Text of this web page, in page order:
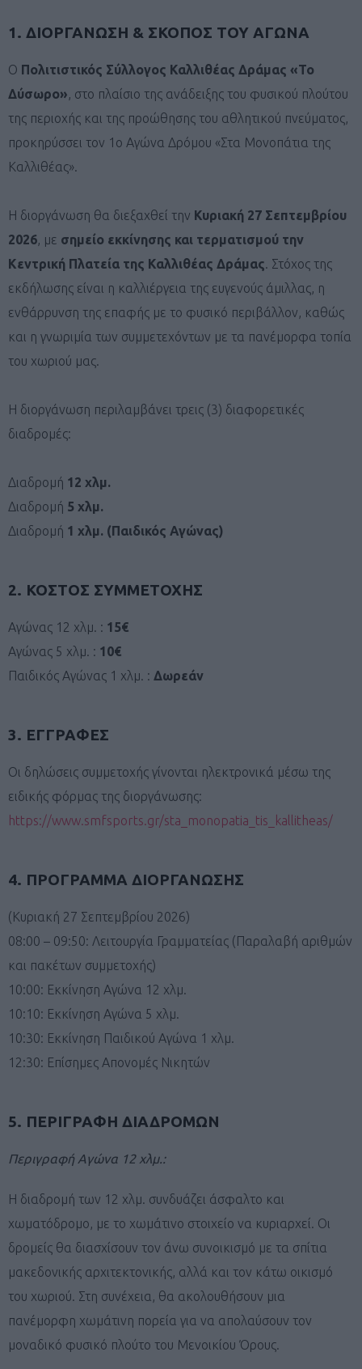
1. ΔΙΟΡΓΑΝΩΣΗ & ΣΚΟΠΟΣ ΤΟΥ ΑΓΩΝΑ
Ο Πολιτιστικός Σύλλογος Καλλιθέας Δράμας «Το
Δύσωρο», στο πλαίσιο της ανάδειξης του φυσικού πλούτου
της περιοχής και της προώθησης του αθλητικού πνεύματος,
προκηρύσσει τον 1ο Αγώνα Δρόμου «Στα Μονοπάτια της
Καλλιθέας».
Η διοργάνωση θα διεξαχθεί την Κυριακή 27 Σεπτεμβρίου
2026, με σημείο εκκίνησης και τερματισμού την
Κεντρική Πλατεία της Καλλιθέας Δράμας. Στόχος της
εκδήλωσης είναι η καλλιέργεια της ευγενούς άμιλλας, η
ενθάρρυνση της επαφής με το φυσικό περιβάλλον, καθώς
και η γνωριμία των συμμετεχόντων με τα πανέμορφα τοπία
του χωριού μας.
Η διοργάνωση περιλαμβάνει τρεις (3) διαφορετικές
διαδρομές:
Διαδρομή 12 χλμ.
Διαδρομή 5 χλμ.
Διαδρομή 1 χλμ. (Παιδικός Αγώνας)
2. ΚΟΣΤΟΣ ΣΥΜΜΕΤΟΧΗΣ
Αγώνας 12 χλμ. : 15€
Αγώνας 5 χλμ. : 10€
Παιδικός Αγώνας 1 χλμ. : Δωρεάν
3. ΕΓΓΡΑΦΕΣ
Οι δηλώσεις συμμετοχής γίνονται ηλεκτρονικά μέσω της
ειδικής φόρμας της διοργάνωσης:
https://www.smfsports.gr/sta_monopatia_tis_kallitheas/
4. ΠΡΟΓΡΑΜΜΑ ΔΙΟΡΓΑΝΩΣΗΣ
(Κυριακή 27 Σεπτεμβρίου 2026)
08:00 – 09:50: Λειτουργία Γραμματείας (Παραλαβή αριθμών
και πακέτων συμμετοχής)
10:00: Εκκίνηση Αγώνα 12 χλμ.
10:10: Εκκίνηση Αγώνα 5 χλμ.
10:30: Εκκίνηση Παιδικού Αγώνα 1 χλμ.
12:30: Επίσημες Απονομές Νικητών
5. ΠΕΡΙΓΡΑΦΗ ΔΙΑΔΡΟΜΩΝ
Περιγραφή Αγώνα 12 χλμ.:
Η διαδρομή των 12 χλμ. συνδυάζει άσφαλτο και
χωματόδρομο, με το χωμάτινο στοιχείο να κυριαρχεί. Οι
δρομείς θα διασχίσουν τον άνω συνοικισμό με τα σπίτια
μακεδονικής αρχιτεκτονικής, αλλά και τον κάτω οικισμό
του χωριού. Στη συνέχεια, θα ακολουθήσουν μια
πανέμορφη χωμάτινη πορεία για να απολαύσουν τον
μοναδικό φυσικό πλούτο του Μενοικίου Όρους.